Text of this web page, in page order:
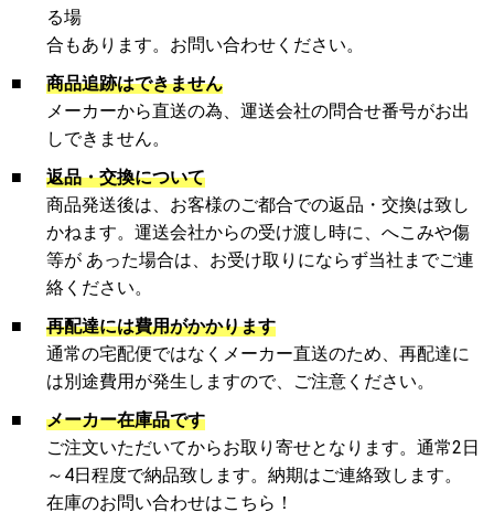
る場
合もあります。お問い合わせください。
■
商品追跡はできません
メーカーから直送の為、運送会社の問合せ番号がお出
しできません。
■
返品・交換について
商品発送後は、お客様のご都合での返品・交換は致し
かねます。運送会社からの受け渡し時に、へこみや傷
等が あった場合は、お受け取りにならず当社までご連
絡ください。
■
再配達には費用がかかります
通常の宅配便ではなくメーカー直送のため、再配達に
は別途費用が発生しますので、ご注意ください。
■
メーカー在庫品です
ご注文いただいてからお取り寄せとなります。通常2日
～4日程度で納品致します。納期はご連絡致します。
在庫のお問い合わせはこちら！